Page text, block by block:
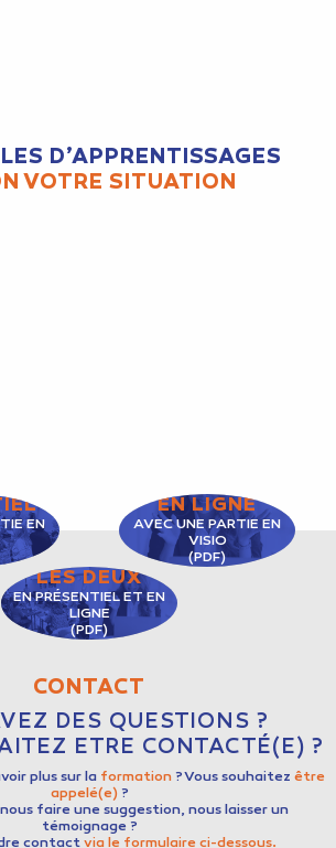
D’APPRENTISSAGES
VOTRE SITUATION
EN
EN LIGNE
AVEC UNE PARTIE EN
VISIO
(PDF)
LES DEUX
EN PRÉSENTIEL ET EN
LIGNE
(PDF)
CONTACT
DES QUESTIONS ?
ETRE CONTACTÉ(E) ?
plus sur laformation ? Vous souhaitez être
appelé(e)?
faire une suggestion, nous laisser un
témoignage ?
contactvia le formulaire ci-dessous.